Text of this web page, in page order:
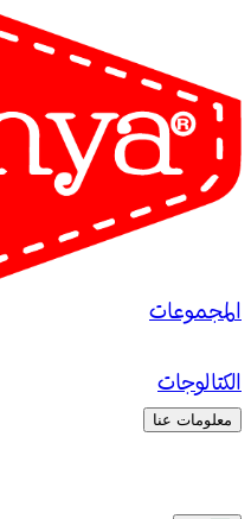
المجموعات
الكتالوجات
معلومات عنا